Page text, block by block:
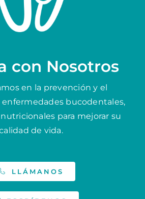
con Nosotros
en la prevención y el
bucodentales,
para mejorar su
de vida.
LLÁMANOS